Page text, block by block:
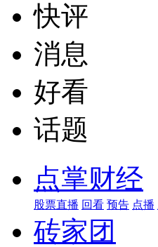
快评
消息
好看
话题
点掌财经
股票直播 回看 预告 点播
砖家团